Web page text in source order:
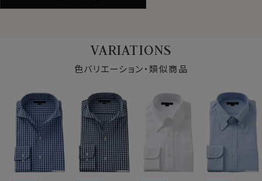
ノーネクタイのクールビズスタイルや、在宅・出勤といっ
また結婚式の二次会等ノーネクタイで臨むフォーマルや
パーティーシーンに特におすすめです。
アクセントとして首周りにアスコットタイなどを巻くと、よ
りいっそうエレガンス度UPです。
仕様表
VARIATIONS
色バリエーション・類似商品